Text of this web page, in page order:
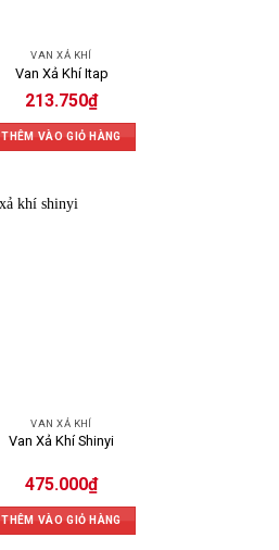
VAN XẢ KHÍ
Van Xả Khí Itap
213.750₫
THÊM VÀO GIỎ HÀNG
VAN XẢ KHÍ
Van Xả Khí Shinyi
475.000₫
THÊM VÀO GIỎ HÀNG